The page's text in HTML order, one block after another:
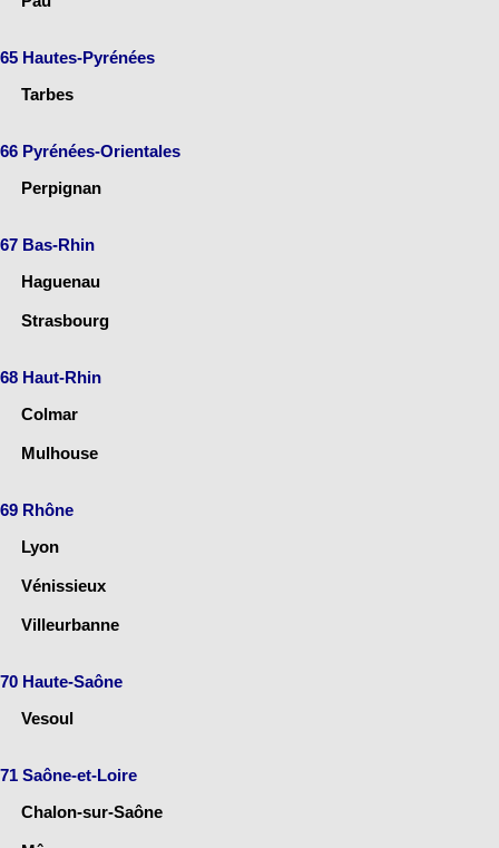
65 Hautes-Pyrénées
Tarbes
66 Pyrénées-Orientales
Perpignan
67 Bas-Rhin
Haguenau
Strasbourg
68 Haut-Rhin
Colmar
Mulhouse
69 Rhône
Lyon
Vénissieux
Villeurbanne
70 Haute-Saône
Vesoul
71 Saône-et-Loire
Chalon-sur-Saône